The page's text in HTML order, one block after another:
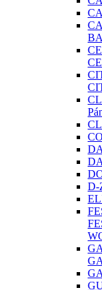
D-